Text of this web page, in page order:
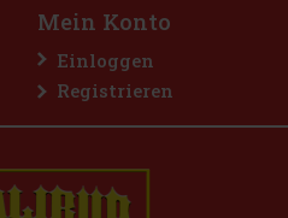
Mein Konto
Einloggen
Registrieren